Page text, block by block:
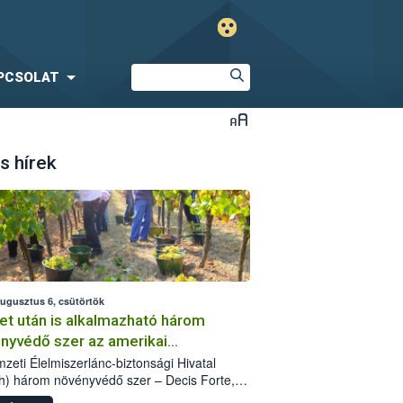
hírek
6, csütörtök
után is alkalmazható három
szer az amerikai
ellen
Élelmiszerlánc-biztonsági Hivatal
három növényvédő szer – Decis Forte,
24 EW, Oroganic – engedélyokiratát